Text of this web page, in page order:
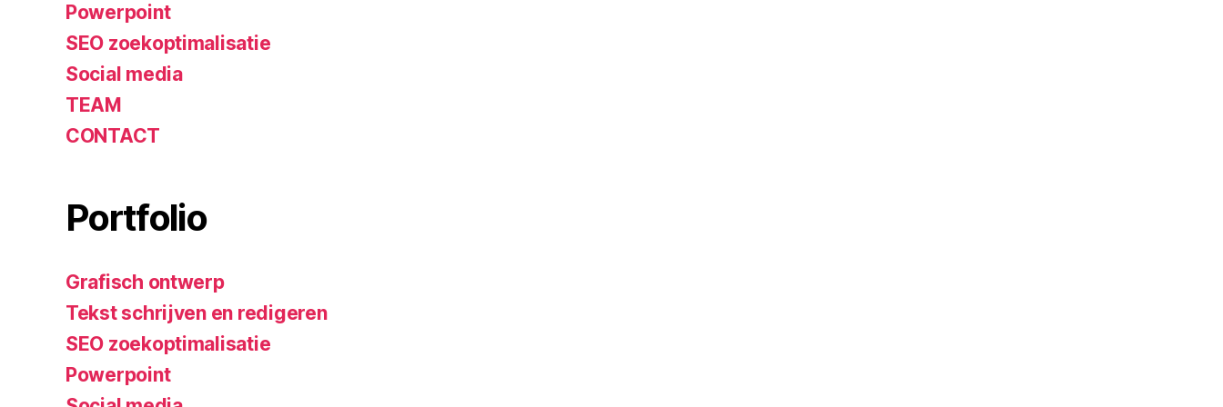
Powerpoint
SEO zoekoptimalisatie
Social media
TEAM
CONTACT
Portfolio
Grafisch ontwerp
Tekst schrijven en redigeren
SEO zoekoptimalisatie
Powerpoint